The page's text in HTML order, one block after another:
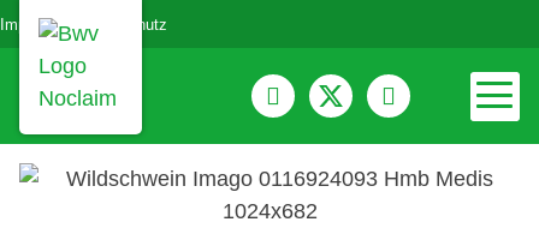
Impressum Datenschutz